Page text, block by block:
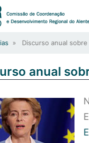
» Discurso anual sobre
anual